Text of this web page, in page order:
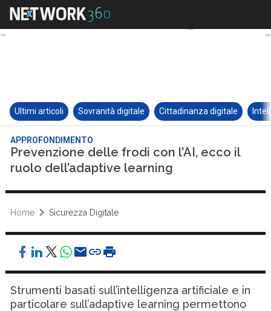
Ultimi articoli Sovranità digitale Cittadinanza digitale
APPROFONDIMENTO
Prevenzione delle frodi con l’AI, ecco il
ruolo dell’adaptive learning
Home Sicurezza Digitale
Strumenti basati sull’intelligenza artificiale e in
particolare sull’adaptive learning permettono